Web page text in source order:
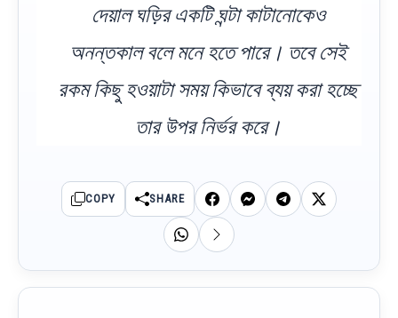
দেয়াল ঘড়ির একটি ঘন্টা কাটানোকেও
অনন্তকাল বলে মনে হতে পারে। তবে সেই
রকম কিছু হওয়াটা সময় কিভাবে ব্যয় করা হচ্ছে
তার উপর নির্ভর করে।
COPY SHARE